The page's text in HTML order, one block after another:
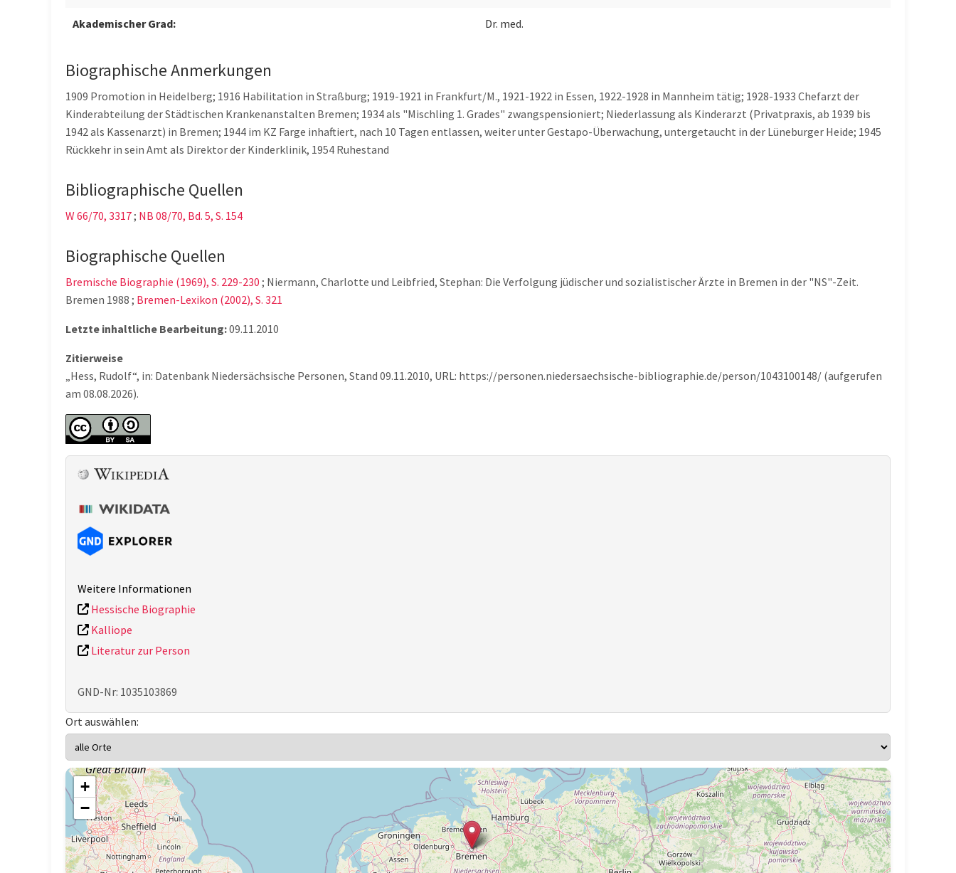
Akademischer Grad: Dr. med.
Biographische Anmerkungen
1909 Promotion in Heidelberg; 1916 Habilitation in Straßburg; 1919-1921 in Frankfurt/M., 1921-1922 in Essen, 1922-1928 in Mannheim tätig; 1928-1933 Chefarzt der
Kinderabteilung der Städtischen Krankenanstalten Bremen; 1934 als "Mischling 1. Grades" zwangspensioniert; Niederlassung als Kinderarzt (Privatpraxis, ab 1939 bis
1942 als Kassenarzt) in Bremen; 1944 im KZ Farge inhaftiert, nach 10 Tagen entlassen, weiter unter Gestapo-Überwachung, untergetaucht in der Lüneburger Heide; 1945
Rückkehr in sein Amt als Direktor der Kinderklinik, 1954 Ruhestand
Bibliographische Quellen
W 66/70, 3317; NB 08/70, Bd. 5, S. 154
Biographische Quellen
Bremische Biographie (1969), S. 229-230 ; Niermann, Charlotte und Leibfried, Stephan: Die Verfolgung jüdischer und sozialistischer Ärzte in Bremen in der "NS"-Zeit.
Bremen 1988 ; Bremen-Lexikon (2002), S. 321
Letzte inhaltliche Bearbeitung:09.11.2010
Zitierweise
„Hess, Rudolf“, in: Datenbank Niedersächsische Personen, Stand 09.11.2010, URL: https://personen.niedersaechsische-bibliographie.de/person/1043100148/ (aufgerufen
am 08.08.2026).
Weitere Informationen
Hessische Biographie
Kalliope
Literatur zur Person
GND-Nr: 1035103869
Ort auswählen:
+
−